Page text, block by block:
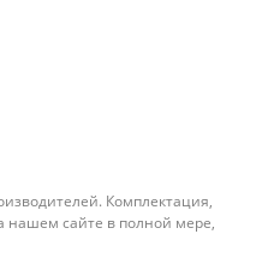
Комплектация,
нашем сайте в полной мере,